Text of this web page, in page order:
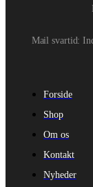
Mail svartid:
Forside
Shop
Om os
Kontakt
Nyheder